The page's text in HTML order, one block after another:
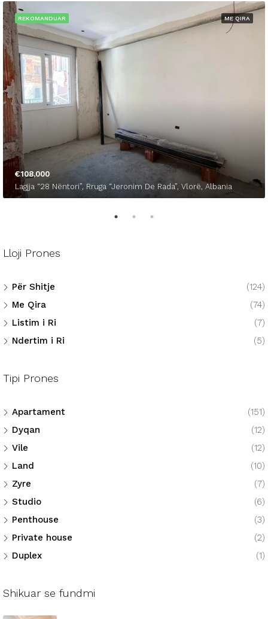
ME QIRA
REKOMANDUAR
€108,000
Lagjja “28 Nëntori”, Rruga “Jeronim De Rada”, Vlorë, Albania
Lloji Prones
Për Shitje
(124)
Me Qira
(74)
Listim i Ri
(7)
Ndertim i Ri
(5)
Tipi Prones
Apartament
(151)
Dyqan
(12)
Vile
(12)
Land
(10)
Zyre
(7)
Studio
(6)
Penthouse
(3)
Private house
(2)
Duplex
(1)
Shikuar se fundmi